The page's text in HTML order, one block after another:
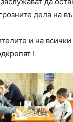
дела на
и на
!